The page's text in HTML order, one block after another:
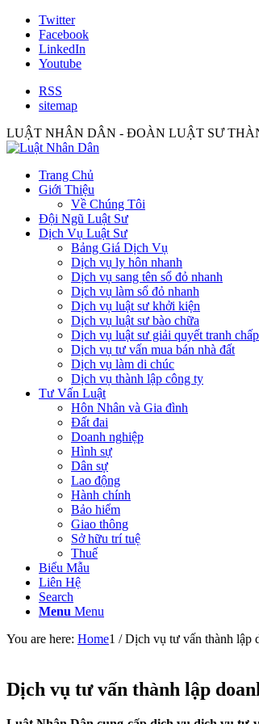
Twitter
Facebook
LinkedIn
Youtube
RSS
sitemap
LUẬT NHÂN DÂN - ĐOÀN LUẬT SƯ
Trang Chủ
Giới Thiệu
Về Chúng Tôi
Đội Ngũ Luật Sư
Dịch Vụ Luật Sư
Bảng Giá Dịch Vụ
Dịch vụ ly hôn nhanh
Dịch vụ sang tên sổ đỏ nhanh
Dịch vụ làm sổ đỏ nhanh
Dịch vụ luật sư khởi kiện
Dịch vụ luật sư bào chữa
Dịch vụ luật sư giải quyết tranh
Dịch vụ tư vấn mua bán nhà đất
Dịch vụ làm di chúc
Dịch vụ thành lập công ty
Tư Vấn Luật
Hôn Nhân và Gia đình
Đất đai
Doanh nghiệp
Hình sự
Dân sự
Lao động
Hành chính
Bảo hiểm
Giao thông
Sở hữu trí tuệ
Thuế
Biểu Mẫu
Liên Hệ
Search
Menu Menu
You are here: Home1 / Dịch vụ tư vấn thành lập
Dịch vụ tư vấn thành lập